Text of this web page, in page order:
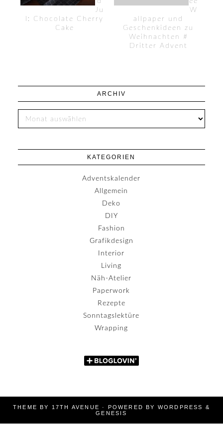
Ju
l: Chocolate Cherry
Cake
W
allpaper und
Geschenkideen zu
Weihnachten #
Dritter Advent
ARCHIV
KATEGORIEN
Adventskalender
Allgemein
Deko
DIY
Fashion
Grafikdesign
Interior
Living
Näh-Atelier
Paperwork
Rezepte
Sonntagslektüre
Wrapping
THEME BY 17TH AVENUE · POWERED BY WORDPRESS
&
GENESIS